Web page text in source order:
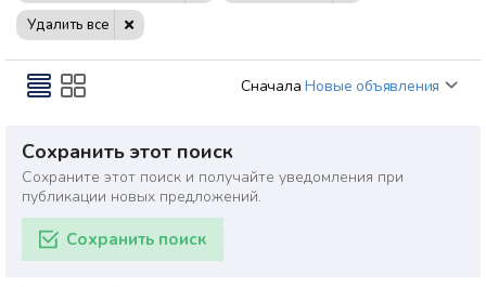
Удалить все
Сначала Новые объявления
Сохранить этот поиск
Сохраните этот поиск и получайте уведомления при
публикации новых предложений.
Сохранить поиск